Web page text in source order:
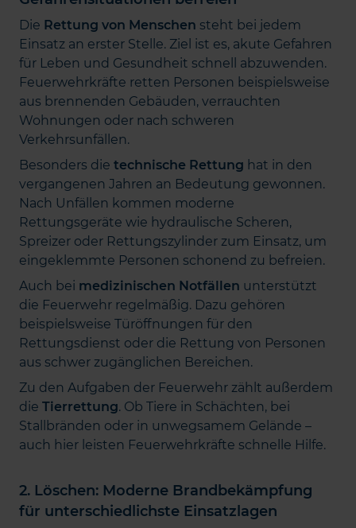
Die Rettung von Menschen steht bei jedem
Einsatz an erster Stelle. Ziel ist es, akute Gefahren
für Leben und Gesundheit schnell abzuwenden.
Feuerwehrkräfte retten Personen beispielsweise
aus brennenden Gebäuden, verrauchten
Wohnungen oder nach schweren
Verkehrsunfällen.
Besonders die technische Rettung hat in den
vergangenen Jahren an Bedeutung gewonnen.
Nach Unfällen kommen moderne
Rettungsgeräte wie hydraulische Scheren,
Spreizer oder Rettungszylinder zum Einsatz, um
eingeklemmte Personen schonend zu befreien.
Auch bei medizinischen Notfällen unterstützt
die Feuerwehr regelmäßig. Dazu gehören
beispielsweise Türöffnungen für den
Rettungsdienst oder die Rettung von Personen
aus schwer zugänglichen Bereichen.
Zu den Aufgaben der Feuerwehr zählt außerdem
die Tierrettung. Ob Tiere in Schächten, bei
Stallbränden oder in unwegsamem Gelände –
auch hier leisten Feuerwehrkräfte schnelle Hilfe.
2. Löschen: Moderne Brandbekämpfung
für unterschiedlichste Einsatzlagen